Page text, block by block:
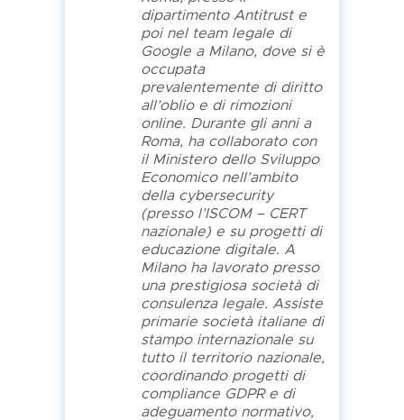
dipartimento Antitrust e
poi nel team legale di
Google a Milano, dove si è
occupata
prevalentemente di diritto
all’oblio e di rimozioni
online. Durante gli anni a
Roma, ha collaborato con
il Ministero dello Sviluppo
Economico nell’ambito
della cybersecurity
(presso l’ISCOM – CERT
nazionale) e su progetti di
educazione digitale. A
Milano ha lavorato presso
una prestigiosa società di
consulenza legale. Assiste
primarie società italiane di
stampo internazionale su
tutto il territorio nazionale,
coordinando progetti di
compliance GDPR e di
adeguamento normativo,